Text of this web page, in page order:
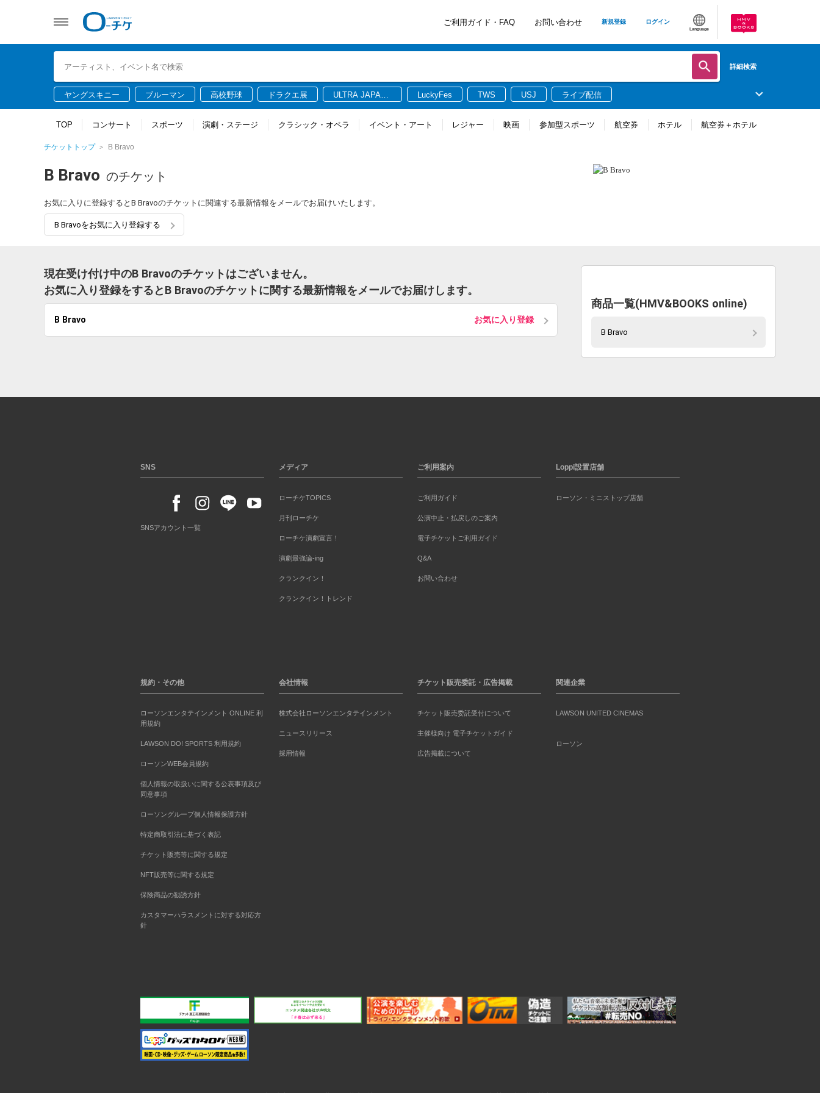
ご利用ガイド・FAQ お問い合わせ 新規登録 ログイン
Language
詳細検索
ヤングスキニー ブルーマン 高校野球 ドラクエ展
ULTRA JAPAN
LuckyFes TWS USJ ライブ配信
TOP コンサート スポーツ 演劇・ステージ クラシック・オペラ イベント・アート レジャー 映画 参加型スポーツ 航空券 ホテル 航空券＋ホテル
チケットトップ B Bravo
B Bravo のチケット
お気に入りに登録するとB Bravoのチケットに関連する最新情報をメールでお届けいたします。
B Bravoをお気に入り登録する
現在受け付け中のB Bravoのチケットはございません。
お気に入り登録をするとB Bravoのチケットに関する最新情報をメールでお届けします。
B Bravo お気に入り登録
商品一覧(HMV&BOOKS online)
B Bravo
SNS
SNSアカウント一覧
メディア
ローチケTOPICS
月刊ローチケ
ローチケ演劇宣言！
演劇最強論-ing
クランクイン！
クランクイン！トレンド
ご利用案内
ご利用ガイド
公演中止・払戻しのご案内
電子チケットご利用ガイド
Q&A
お問い合わせ
Loppi設置店舗
ローソン・ミニストップ店舗
規約・その他
ローソンエンタテインメント ONLINE 利
用規約
LAWSON DO! SPORTS 利用規約
ローソンWEB会員規約
個人情報の取扱いに関する公表事項及び
同意事項
ローソングループ個人情報保護方針
特定商取引法に基づく表記
チケット販売等に関する規定
NFT販売等に関する規定
保険商品の勧誘方針
カスタマーハラスメントに対する対応方
針
会社情報
株式会社ローソンエンタテインメント
ニュースリリース
採用情報
チケット販売委託・広告掲載
チケット販売委託受付について
主催様向け 電子チケットガイド
広告掲載について
関連企業
LAWSON UNITED CINEMAS
ローソン